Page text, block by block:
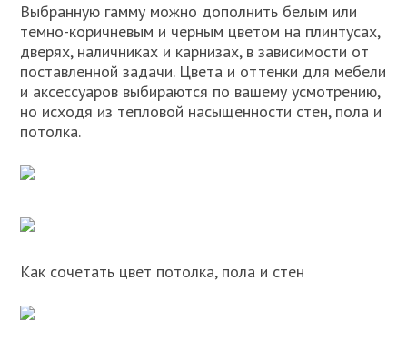
Выбранную гамму можно дополнить белым или
темно-коричневым и черным цветом на плинтусах,
дверях, наличниках и карнизах, в зависимости от
поставленной задачи. Цвета и оттенки для мебели
и аксессуаров выбираются по вашему усмотрению,
но исходя из тепловой насыщенности стен, пола и
потолка.
Как сочетать цвет потолка, пола и стен